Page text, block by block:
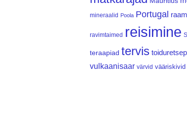
mineraalid Poola Portugal
ravimtaimed reisimine
teraapiad tervis
vulkaanisaar värvid vääriskivid